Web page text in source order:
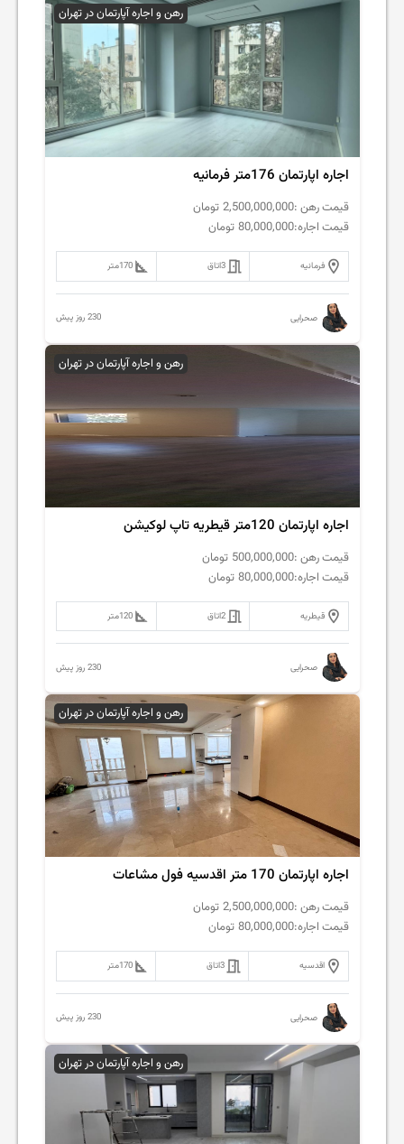
رهن و اجاره آپارتمان در تهران
اجاره اپارتمان 176متر فرمانیه
قیمت رهن :2,500,000,000 تومان
قیمت اجاره:80,000,000 تومان
فرمانیه 3اتاق 170متر
صحرایی 230 روز پیش
رهن و اجاره آپارتمان در تهران
اجاره اپارتمان 120متر قیطریه تاپ لوکیشن
قیمت رهن :500,000,000 تومان
قیمت اجاره:80,000,000 تومان
قیطریه 2اتاق 120متر
صحرایی 230 روز پیش
رهن و اجاره آپارتمان در تهران
اجاره اپارتمان 170 متر اقدسیه فول مشاعات
قیمت رهن :2,500,000,000 تومان
قیمت اجاره:80,000,000 تومان
اقدسیه 3اتاق 170متر
صحرایی 230 روز پیش
رهن و اجاره آپارتمان در تهران